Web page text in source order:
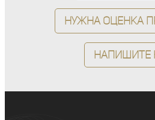
Нужна оценка
Напишите